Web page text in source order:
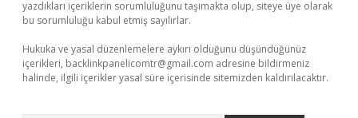
yazdıkları içeriklerin sorumluluğunu taşımakta olup, siteye üye olarak
bu sorumluluğu kabul etmiş sayılırlar.
Hukuka ve yasal düzenlemelere aykırı olduğunu düşündüğünüz
içerikleri, backlinkpanelicomtr@gmail.com adresine bildirmeniz
halinde, ilgili içerikler yasal süre içerisinde sitemizden kaldırılacaktır.